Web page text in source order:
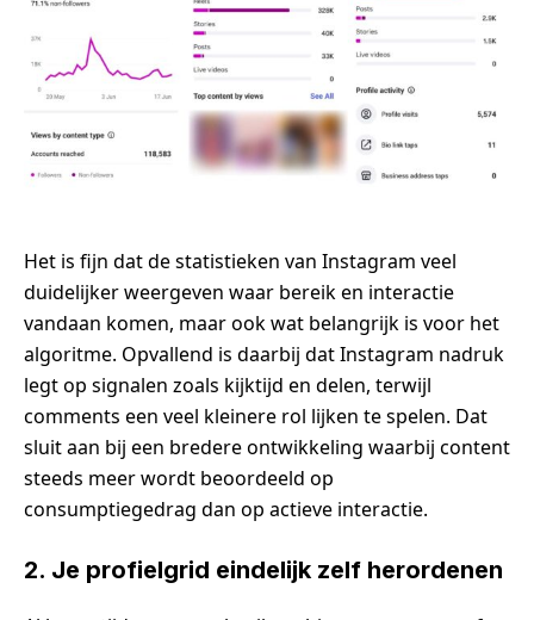
Het is fijn dat de statistieken van Instagram veel
duidelijker weergeven waar bereik en interactie
vandaan komen, maar ook wat belangrijk is voor het
algoritme. Opvallend is daarbij dat Instagram nadruk
legt op signalen zoals kijktijd en delen, terwijl
comments een veel kleinere rol lijken te spelen. Dat
sluit aan bij een bredere ontwikkeling waarbij content
steeds meer wordt beoordeeld op
consumptiegedrag dan op actieve interactie.
2. Je profielgrid eindelijk zelf herordenen